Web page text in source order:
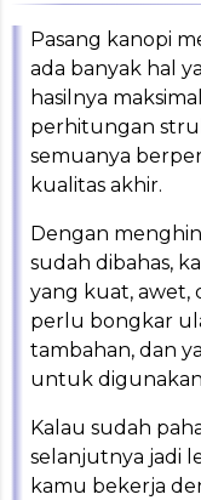
Pasang kanopi
ada banyak hal
hasilnya
perhitungan
semuanya
kualitas akhir.
Dengan
sudah dibahas,
yang kuat, awet,
perlu bongkar
tambahan, dan
untuk
Kalau sudah
selanjutnya jadi
kamu bekerja